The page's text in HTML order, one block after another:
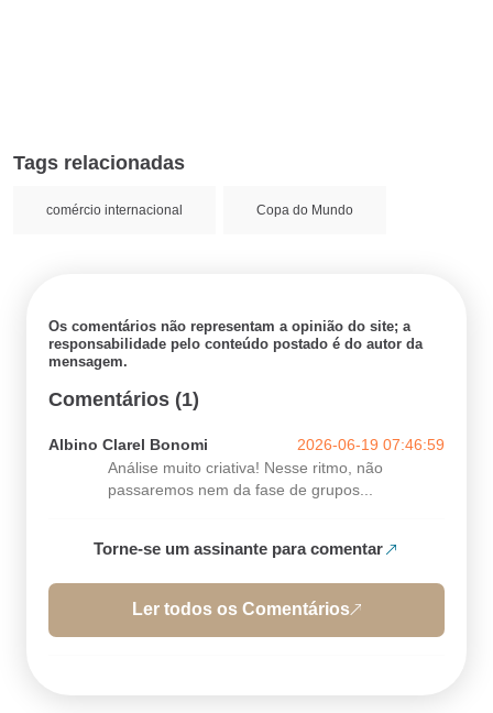
Tags relacionadas
comércio internacional Copa do Mundo
Os comentários não representam a opinião do site; a
responsabilidade pelo conteúdo postado é do autor da
mensagem.
Comentários (1)
Albino Clarel Bonomi
2026-06-19 07:46:59
Análise muito criativa! Nesse ritmo, não
passaremos nem da fase de grupos...
Torne-se um assinante para comentar
Ler todos os Comentários